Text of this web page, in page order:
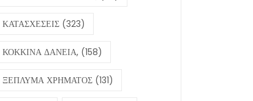
ΚΑΤΑΣΧΕΣΕΙΣ (323)
ΚΟΚΚΙΝΑ ΔΑΝΕΙΑ, (158)
ΞΕΠΛΥΜΑ ΧΡΗΜΑΤΟΣ (131)